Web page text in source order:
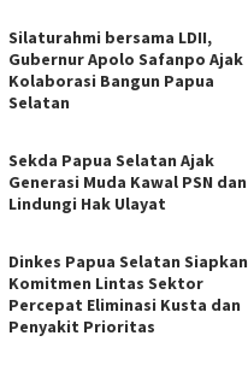
Silaturahmi bersama LDII,
Gubernur Apolo Safanpo Ajak
Kolaborasi Bangun Papua
Selatan
Sekda Papua Selatan Ajak
Generasi Muda Kawal PSN dan
Lindungi Hak Ulayat
Dinkes Papua Selatan Siapkan
Komitmen Lintas Sektor
Percepat Eliminasi Kusta dan
Penyakit Prioritas